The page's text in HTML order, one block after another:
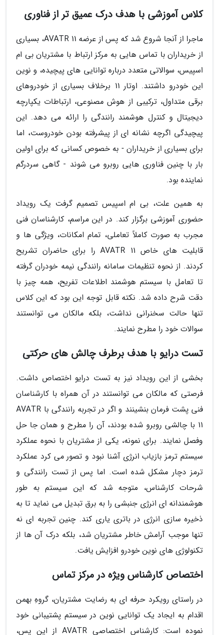
کلاس آموزشی با هدف درک عمیق تر از فناوری
ماجرا از آنجا شروع شد که پس از عرضه AVATR 11، بسیاری
از خریداران با تماس هایی به مرکز ارتباط با مشتریان بی ام
اسپیس، سوالاتی متعدد درباره توانایی های پیچیده، و نوین
این خودرو داشتند. اوتار 11 برخلاف بسیاری از خودروهای
برقی متداول، ترکیبی از هوش مصنوعی، ارتباطات یکپارچه
دیجیتال و کنترل هوشمند رانندگی را ارائه می دهد. این
پیچیدگی اگرچه نشانه ای از پیشرفته بودن خودروست، اما
برای بسیاری از خریداران - به خصوص کسانی که برای اولین
بار با چنین فناوری هایی روبرو می شوند - گاهی سردرگم
نماینده بود.
به همین علت، بی ام اسپیس تصمیم گرفت یک رویداد
حضوری آموزشی برگزار کند. در این مراسم، کارشناسان فنی
مجرب به صورت کاملاً تعاملی، تمام امکانات، ویژگی ها و
قابلیت های خاص AVATR 11 را برای حاضران تشریح
کردند. از نحوه تنظیمات سامانه رانندگی نیمه خودران گرفته
تا تعامل با سیستم هوشمند اطلاعات تفریح، همه چیز با
دقت شرح داده شد. نکته قابل توجه این بود که این کلاس
تنها حالت سخنرانی نداشت، بلکه مالکان می توانستند
سوالات خود را مطرح نمایند.
تست درایو با هدف برطرف چالش های حرکتی
بخشی از این رویداد نیز به تست درایو اختصاص داشت.
فرصتی که مالکان می توانستند در آن همراه با کارشناسان
فنی پشت فرمان بنشینند و اگر در تجربه رانندگی با AVATR
11 با چالشی روبرو شده بودند، آن را مطرح و همان جا حل
وفصل نمایند. برای نمونه، یکی از مشتریان با نحوه عملکرد
سیستم ترمز بازیاب انرژی آشنا نبود و تصور می کرد عملکرد
ترمز دچار مشکل شده است. اما پس از تست رانندگی و
شرحات کارشناس، متوجه شد که این سیستم به طور
هوشمندانه ای انرژی جنبشی را به برق تبدیل می نماید تا به
ذخیره سازی انرژی در باتری یاری کند. چنین تجربه ای نه
تنها موجب آرامش خاطر مشتریان شد، بلکه درک آن ها از
تکنولوژی های نوین خودرو افزایش یافت.
اختصاص کارشناس ویژه در مرکز تماس
در راستای رویکرد حرفه ای به رضایت مشتریان، گروهِ بهمن
اقدام به ایجاد یک توانایی نوین در سیستم پشتیبانی خود
نموده است: کارشناس اختصاصی AVATR از این پس،